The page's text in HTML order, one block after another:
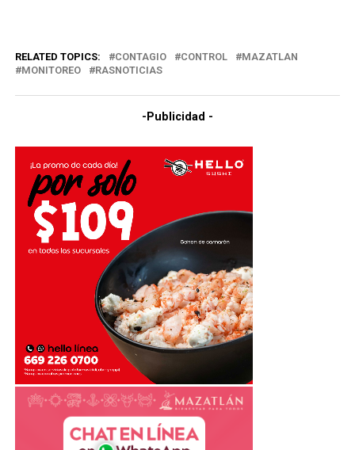
RELATED TOPICS: CONTAGIO CONTROL
MAZATLAN
MONITOREO
RASNOTICIAS
-Publicidad -